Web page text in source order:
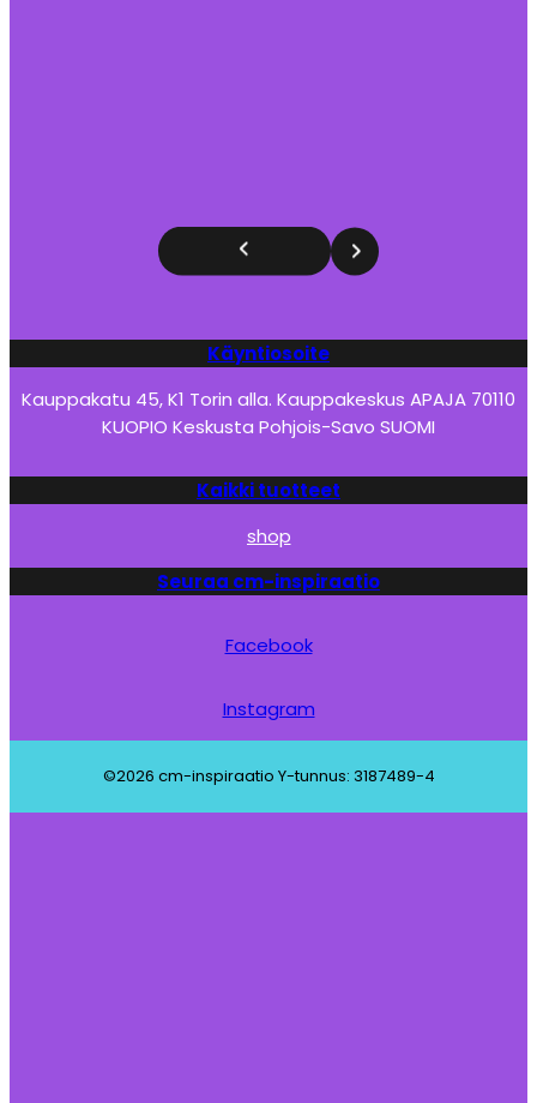
Käyntiosoite
Kauppakatu 45, K1 Torin alla. Kauppakeskus APAJA 70110
KUOPIO Keskusta Pohjois-Savo SUOMI
Kaikki tuotteet
shop
Seuraa cm-inspiraatio
Facebook
Instagram
©2026 cm-inspiraatio Y-tunnus: 3187489-4